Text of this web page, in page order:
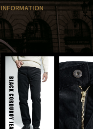
INFORMATION